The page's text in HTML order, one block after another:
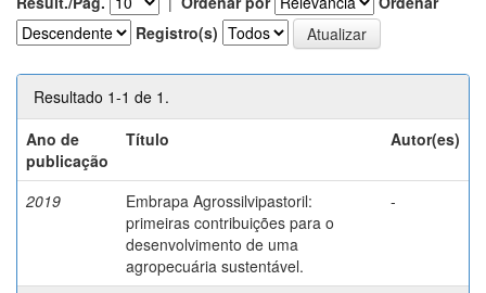
Registro(s)
Resultado 1-1 de 1.
Ano de
publicação
Título Autor(es)
2019
Embrapa Agrossilvipastoril:
primeiras contribuições para o
desenvolvimento de uma
agropecuária sustentável.
-